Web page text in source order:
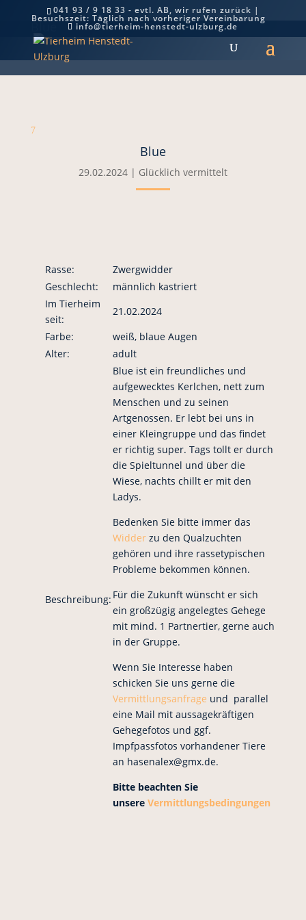
041 93 / 9 18 33 - evtl. AB, wir rufen zurück |
Besuchszeit: Täglich nach vorheriger Vereinbarung
info@tierheim-henstedt-ulzburg.de
Blue
7
Blue
29.02.2024| Glücklich vermittelt
Rasse:
Zwergwidder
Geschlecht:
männlich kastriert
Im Tierheim
seit:
21.02.2024
Farbe:
weiß, blaue Augen
Alter:
adult
Beschreibung:
Blue ist ein freundliches und
aufgewecktes Kerlchen, nett zum
Menschen und zu seinen
Artgenossen. Er lebt bei uns in
einer Kleingruppe und das findet
er richtig super. Tags tollt er durch
die Spieltunnel und über die
Wiese, nachts chillt er mit den
Ladys.
Bedenken Sie bitte immer das
Widderzu den Qualzuchten
gehören und ihre rassetypischen
Probleme bekommen können.
Für die Zukunft wünscht er sich
ein großzügig angelegtes Gehege
mit mind. 1 Partnertier, gerne auch
in der Gruppe.
Wenn Sie Interesse haben
schicken Sie uns gerne die
Vermittlungsanfrage und parallel
eine Mail mit aussagekräftigen
Gehegefotos und ggf.
Impfpassfotos vorhandener Tiere
an hasenalex@gmx.de.
Bitte beachten Sie
unsere Vermittlungsbedingungen